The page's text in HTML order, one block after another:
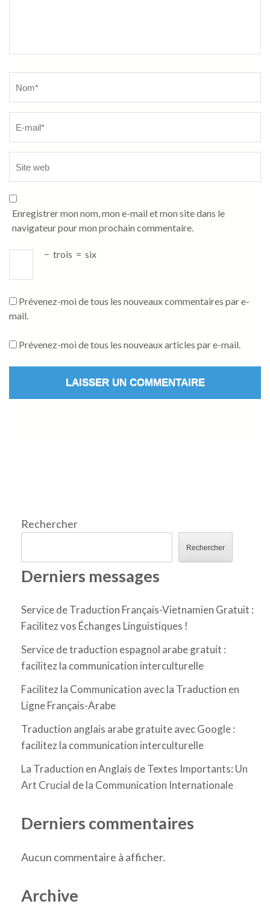
Enregistrer mon nom, mon e-mail et mon site dans le
navigateur pour mon prochain commentaire.
− trois = six
Prévenez-moi de tous les nouveaux commentaires par e-
mail.
Prévenez-moi de tous les nouveaux articles par e-mail.
Rechercher
Rechercher
Derniers messages
Service de Traduction Français-Vietnamien Gratuit :
Facilitez vos Échanges Linguistiques !
Service de traduction espagnol arabe gratuit :
facilitez la communication interculturelle
Facilitez la Communication avec la Traduction en
Ligne Français-Arabe
Traduction anglais arabe gratuite avec Google :
facilitez la communication interculturelle
La Traduction en Anglais de Textes Importants: Un
Art Crucial de la Communication Internationale
Derniers commentaires
Aucun commentaire à afficher.
Archive